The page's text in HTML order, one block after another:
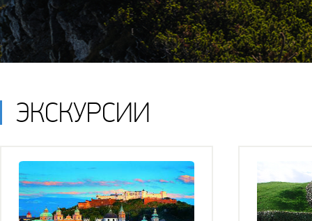
ЭКСКУРСИИ